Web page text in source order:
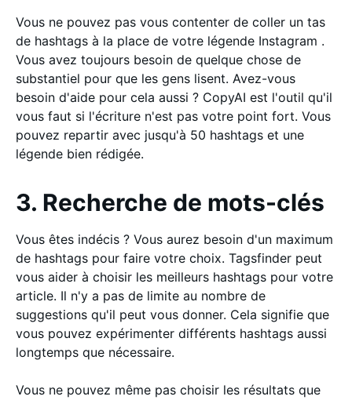
Vous ne pouvez pas vous contenter de coller un tas
de hashtags à la place de votre légende Instagram .
Vous avez toujours besoin de quelque chose de
substantiel pour que les gens lisent. Avez-vous
besoin d'aide pour cela aussi ? CopyAI est l'outil qu'il
vous faut si l'écriture n'est pas votre point fort. Vous
pouvez repartir avec jusqu'à 50 hashtags et une
légende bien rédigée.
3. Recherche de mots-clés
Vous êtes indécis ? Vous aurez besoin d'un maximum
de hashtags pour faire votre choix. Tagsfinder peut
vous aider à choisir les meilleurs hashtags pour votre
article. Il n'y a pas de limite au nombre de
suggestions qu'il peut vous donner. Cela signifie que
vous pouvez expérimenter différents hashtags aussi
longtemps que nécessaire.
Vous ne pouvez même pas choisir les résultats que